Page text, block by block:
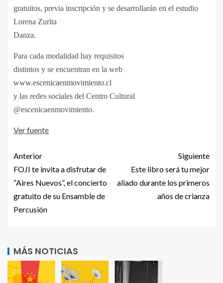
gratuitos, previa inscripción y se desarrollarán en el estudio
Lorena Zurita
Danza.
Para cada modalidad hay requisitos
distintos y se encuentran en la web
www.escenicaenmovimiento.cl
y las redes sociales del Centro Cultural
@escenicaenmovimiento.
Ver fuente
Anterior
FOJI te invita a disfrutar de
“Aires Nuevos”, el concierto
gratuito de su Ensamble de
Percusión
Siguiente
Este libro será tu mejor
aliado durante los primeros
años de crianza
MÁS NOTICIAS